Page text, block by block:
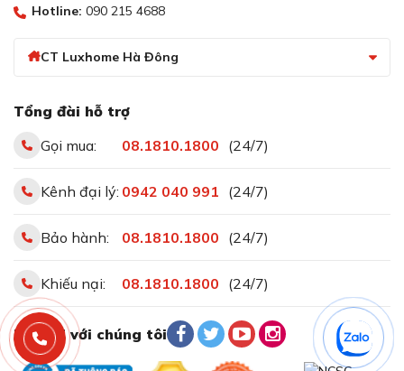
Hai vùng nhiệt độ riêng biệt cho rượu vang trắng và đỏ
Có quạt tản nhiệt riêng cho mỗi vùng
Mỗi vùng nhiệt độ trong tủ Caso WineExclusive 180
Smart đều được trang bị quạt riêng biệt, giúp duy trì
vang được bảo quản trong môi trường tối ưu và không
bị ảnh hưởng bởi sự chênh lệch nhiệt độ.
WiFi Smart Control – Điều khiển từ xa qua
Hotline: 090 215 4688
CT Luxhome Hà Đông
Tổng đài hỗ trợ
Gọi mua:
08.1810.1800 (24/7)
Kênh đại lý: 0942 040 991 (24/7)
Bảo hành: 08.1810.1800 (24/7)
Khiếu nại: 08.1810.1800 (24/7)
Kết nối với chúng tôi